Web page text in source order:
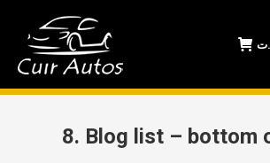
8. Blog list – bottom